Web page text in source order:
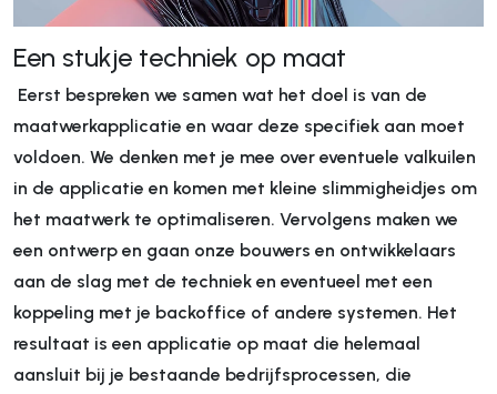
Een stukje techniek op maat
Eerst bespreken we samen wat het doel is van de
maatwerkapplicatie en waar deze specifiek aan moet
voldoen. We denken met je mee over eventuele valkuilen
in de applicatie en komen met kleine slimmigheidjes om
het maatwerk te optimaliseren. Vervolgens maken we
een ontwerp en gaan onze bouwers en ontwikkelaars
aan de slag met de techniek en eventueel met een
koppeling met je backoffice of andere systemen. Het
resultaat is een applicatie op maat die helemaal
aansluit bij je bestaande bedrijfsprocessen, die